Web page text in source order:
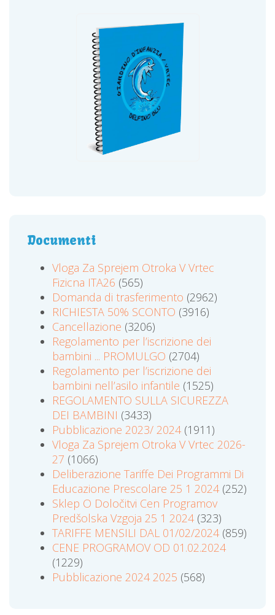
Documenti
Vloga Za Sprejem Otroka V Vrtec
Fizicna ITA26 (565)
Domanda di trasferimento (2962)
RICHIESTA 50% SCONTO (3916)
Cancellazione (3206)
Regolamento per l’iscrizione dei
bambini ... PROMULGO (2704)
Regolamento per l’iscrizione dei
bambini nell’asilo infantile (1525)
REGOLAMENTO SULLA SICUREZZA
DEI BAMBINI (3433)
Pubblicazione 2023/ 2024(1911)
Vloga Za Sprejem Otroka V Vrtec 2026-
27 (1066)
Deliberazione Tariffe Dei Programmi Di
Educazione Prescolare 25 1 2024(252)
Sklep O Določitvi Cen Programov
Predšolska Vzgoja 25 1 2024(323)
TARIFFE MENSILI DAL 01/02/2024(859)
CENE PROGRAMOV OD 01.02.2024
(1229)
Pubblicazione 2024 2025 (568)